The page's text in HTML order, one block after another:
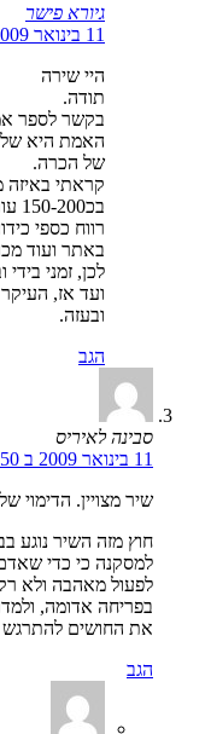
גיורא פישר
11 בינואר 2009 ב 21:47
היי שירה
תודה.
בקשר לספר
האמת היא
של הכרה.
קראתי
בכ150-200 עותקים.
רווח כספי
באתר ועוד
לכן, זמני
ועד אז,
ובעזה.
הגב
סבינה לאיריס
11 בינואר 2009 ב 21:50
שיר מצויין. הדימוי
חוץ מזה השיר נוגע
למסקנה כי כדי שאדם
לפעול מאהבה ולא
בפריחה אדומה,
את החושים להתרגש
הגב